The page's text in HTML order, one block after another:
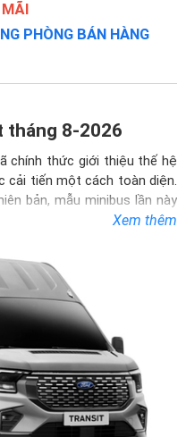
PHÒNG BÁN HÀNG
tháng 8-2026
chính thức giới thiệu thế hệ
cải tiến một cách toàn diện.
bản, mẫu minibus lần này
16 chỗ, Premium 16 chỗ
được trang bị các các tính
bộ giải pháp quản lý kinh
nền tảng khung gầm mới
kế ngoại thất sang trọng,
đầu xe vát xuống cùng
dáng phù hợp với nhiều đối
vận tải đến khách hàng cá
đình. Nội thất của Ford
Xem thêm